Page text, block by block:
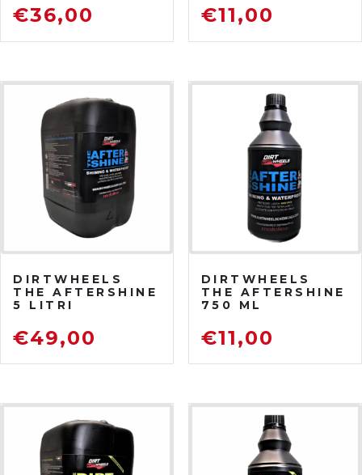
RIMUOVI
RUGGINE
€36,00
RIMUOVI
RUGGINE
€11,00
DIRTWHEELS
THE AFTERSHINE
5 LITRI
LUCIDANTE
€49,00
DIRTWHEELS
THE AFTERSHINE
750 ML
LUCIDANTE
€11,00